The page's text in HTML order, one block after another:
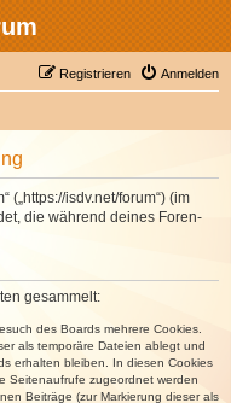
Anmelden
Registrieren
(„https://isdv.net/forum“) (im
die während deines Foren-
gesammelt:
des Boards mehrere Cookies.
als temporäre Dateien ablegt und
erhalten bleiben. In diesen Cookies
Seitenaufrufe zugeordnet werden
Beiträge (zur Markierung dieser als